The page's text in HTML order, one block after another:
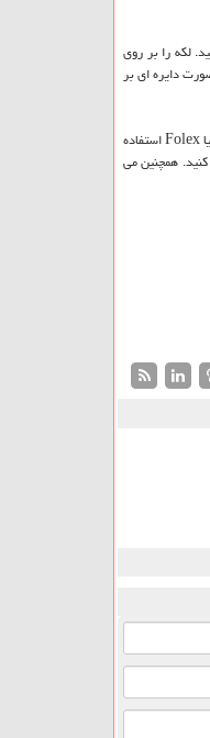
لکه را بر روی
دایره ای بر
3. از پاک کننده قوی تر استفاده کنید. اگر هیچ کدام از این روشهای پاک کننده، لکه را پاک نکرد، می توانید از پاک کننده های قوی تر از قبیل Tuff Stuff، Resolve، یا Folex استفاده
همچنین می